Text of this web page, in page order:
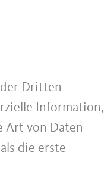
Dritten
Information,
Art von Daten
die erste